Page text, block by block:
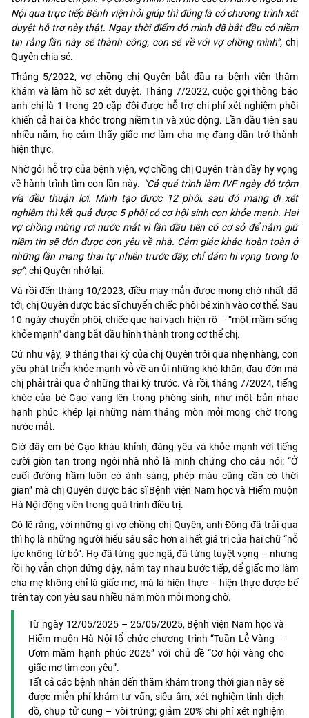
Nội qua trực tiếp Bệnh viện hỏi giúp thì đúng là có chương trình xét
duyệt hỗ trợ này thật. Ngay thời điểm đó mình đã bắt đầu có niềm
tin rằng lần này sẽ thành công, con sẽ về với vợ chồng mình”, chị
Quyên chia sẻ.
Tháng 5/2022, vợ chồng chị Quyên bắt đầu ra bệnh viện thăm
khám và làm hồ sơ xét duyệt. Tháng 7/2022, cuộc gọi thông báo
anh chị là 1 trong 20 cặp đôi được hỗ trợ chi phí xét nghiệm phôi
khiến cả hai òa khóc trong niềm tin và xúc động. Lần đầu tiên sau
nhiều năm, họ cảm thấy giấc mơ làm cha mẹ đang dần trở thành
hiện thực.
Nhờ gói hỗ trợ của bệnh viện, vợ chồng chị Quyên tràn đầy hy vọng
về hành trình tìm con lần này. “Cả quá trình làm IVF ngày đó trộm
vía đều thuận lợi. Mình tạo được 12 phôi, sau đó mang đi xét
nghiệm thì kết quả được 5 phôi có cơ hội sinh con khỏe mạnh. Hai
vợ chồng mừng rơi nước mắt vì lần đầu tiên có cơ sở để nắm giữ
niềm tin sẽ đón được con yêu về nhà. Cảm giác khác hoàn toàn ở
những lần mang thai tự nhiên trước đây, chỉ dám hi vọng trong lo
sợ”, chị Quyên nhớ lại.
Và rồi đến tháng 10/2023, điều may mắn được mong chờ nhất đã
tới, chị Quyên được bác sĩ chuyển chiếc phôi bé xinh vào cơ thể. Sau
10 ngày chuyển phôi, chiếc que hai vạch hiện rõ – “một mầm sống
khỏe mạnh” đang bắt đầu hình thành trong cơ thể chị.
Cứ như vậy, 9 tháng thai kỳ của chị Quyên trôi qua nhẹ nhàng, con
yêu phát triển khỏe mạnh vỗ về an ủi những khó khăn, đau đớn mà
chị phải trải qua ở những thai kỳ trước. Và rồi, tháng 7/2024, tiếng
khóc của bé Gạo vang lên trong phòng sinh, như một bản nhạc
hạnh phúc khép lại những năm tháng mòn mỏi mong chờ trong
nước mắt.
Giờ đây em bé Gạo kháu khỉnh, đáng yêu và khỏe mạnh với tiếng
cười giòn tan trong ngôi nhà nhỏ là minh chứng cho câu nói: “Ở
cuối đường hầm luôn có ánh sáng, phép màu cũng cần có thời
gian” mà chị Quyên được bác sĩ Bệnh viện Nam học và Hiếm muộn
Hà Nội động viên trong quá trình điều trị.
Có lẽ rằng, với những gì vợ chồng chị Quyên, anh Đông đã trải qua
thì họ là những người hiểu sâu sắc hơn ai hết giá trị của hai chữ “nỗ
lực không từ bỏ”. Họ đã từng gục ngã, đã từng tuyệt vọng – nhưng
rồi họ vẫn chọn đứng dậy, nắm tay nhau bước tiếp, để giấc mơ làm
cha mẹ không chỉ là giấc mơ, mà là hiện thực – hiện thực được bế
trên tay con yêu sau nhiều năm mòn mỏi mong chờ.
Từ ngày 12/05/2025 – 25/05/2025, Bệnh viện Nam học và
Hiếm muộn Hà Nội tổ chức chương trình “Tuần Lễ Vàng –
Ươm mầm hạnh phúc 2025” với chủ đề “Cơ hội vàng cho
giấc mơ tìm con yêu”.
Tất cả các bệnh nhân đến thăm khám trong thời gian này sẽ
được miễn phí khám tư vấn, siêu âm, xét nghiệm tinh dịch
đồ, chụp tử cung – vòi trứng; giảm 20% chi phí xét nghiệm